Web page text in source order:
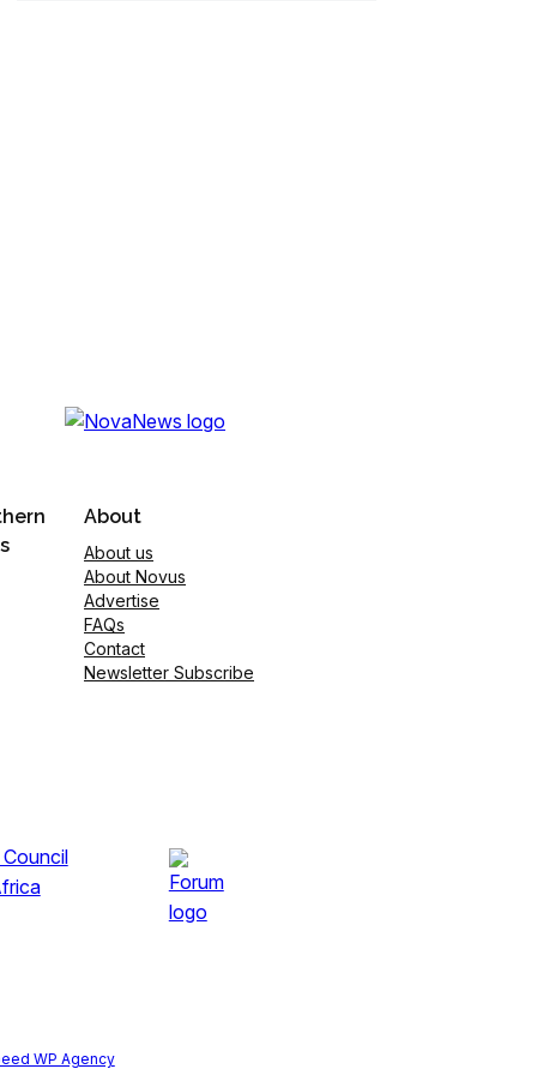
About
About us
About Novus
Advertise
FAQs
Contact
Newsletter Subscribe
WP Agency